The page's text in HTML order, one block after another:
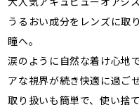
うるおい成分をレンズに取
瞳へ。
涙のように自然な着け心地
アな視界が続き快適に過ごせ
取り扱いも簡単で、使い捨